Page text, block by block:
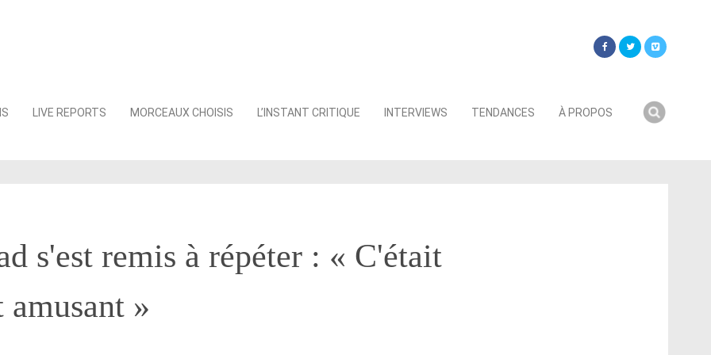
LIVE REPORTS MORCEAUX CHOISIS L’INSTANT CRITIQUE INTERVIEWS TENDANCES À PROPOS
s'est remis à répéter : « C'était
»